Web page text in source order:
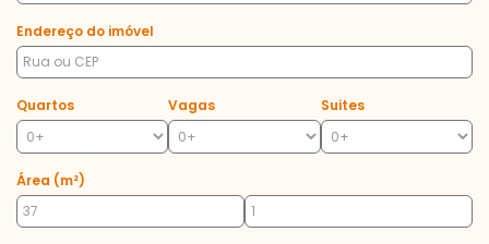
Endereço do imóvel
Quartos Vagas Suites
Área (m²)